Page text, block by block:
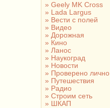
Geely MK Cross
Lada Largus
Вести с полей
Видео
Дорожная
Кино
Ланос
Наукоград
Новости
Проверено лично
Путешествия
Радио
Строим сеть
ШКАП